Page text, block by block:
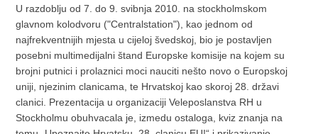
U razdoblju od 7. do 9. svibnja 2010. na stockholmskom
glavnom kolodvoru ("Centralstation"), kao jednom od
najfrekventnijih mjesta u cijeloj švedskoj, bio je postavljen
posebni multimedijalni štand Europske komisije na kojem su
brojni putnici i prolaznici moci nauciti nešto novo o Europskoj
uniji, njezinim clanicama, te Hrvatskoj kao skoroj 28. državi
clanici. Prezentacija u organizaciji Veleposlanstva RH u
Stockholmu obuhvacala je, izmedu ostaloga, kviz znanja na